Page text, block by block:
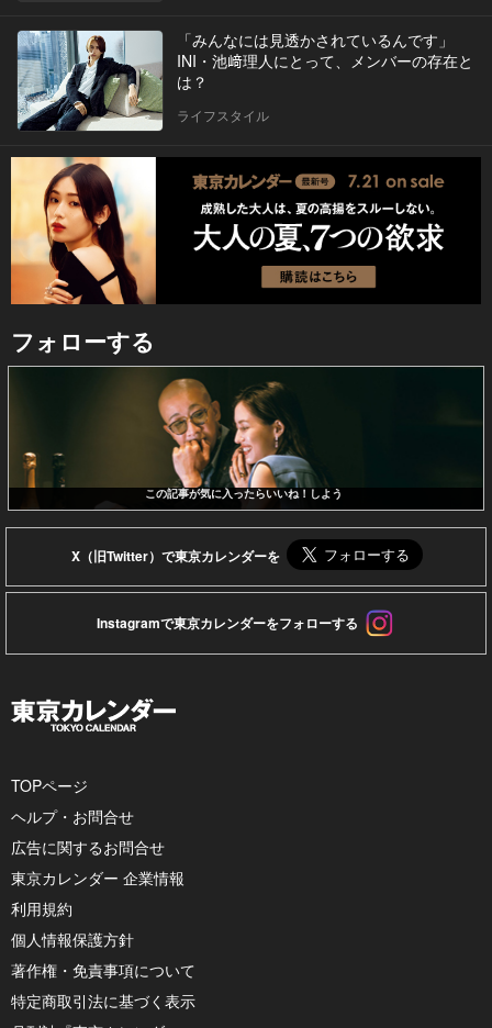
「みんなには見透かされているんです」
INI・池﨑理人にとって、メンバーの存在と
は？
ライフスタイル
フォローする
この記事が気に入ったらいいね！しよう
X（旧Twitter）で東京カレンダーを
Instagramで東京カレンダーをフォローする
TOPページ
ヘルプ・お問合せ
広告に関するお問合せ
東京カレンダー 企業情報
利用規約
個人情報保護方針
著作権・免責事項について
特定商取引法に基づく表示